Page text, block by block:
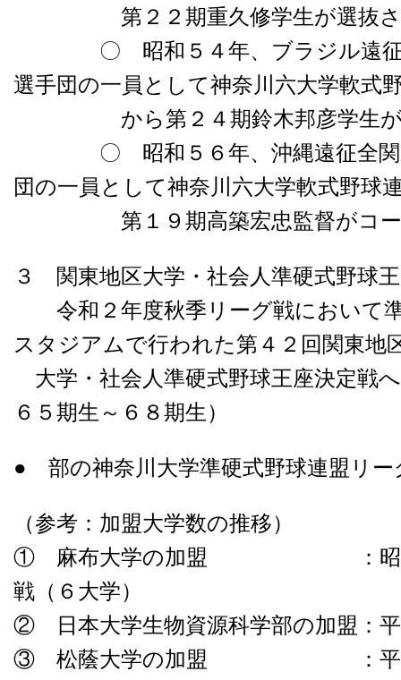
第２２期重久修学生が選抜さ
〇 昭和５４年、ブラジル遠征全
選手団の一員として神奈川六大学軟式
から第２４期鈴木邦彦学生が
〇 昭和５６年、沖縄遠征全関東
団の一員として神奈川六大学軟式野球
第１９期高築宏忠監督がコーチ
３ 関東地区大学・社会人準硬式野球
令和２年度秋季リーグ戦において
スタジアムで行われた第４２回関東地
大学・社会人準硬式野球王座決定戦
６５期生～６８期生）
● 部の神奈川大学準硬式野球連盟リー
（参考：加盟大学数の推移）
① 麻布大学の加盟 ：昭和５
戦（６大学）
② 日本大学生物資源科学部の加盟：平
③ 松蔭大学の加盟 ：平成１